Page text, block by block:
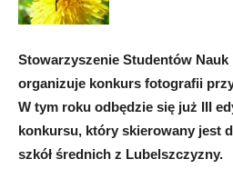
Stowarzyszenie Studentów
organizuje konkurs fotografii
W tym roku odbędzie się już III
konkursu, który skierowany jest
szkół średnich z Lubelszczyzny.